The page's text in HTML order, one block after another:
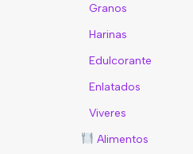
Granos
Harinas
Edulcorante
Enlatados
Viveres
Alimentos